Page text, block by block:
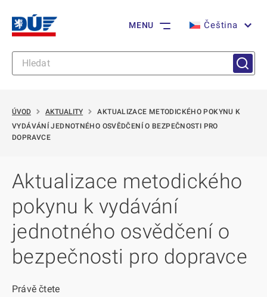
MENU Čeština
ÚVOD AKTUALITY
AKTUALIZACE METODICKÉHO POKYNU K
VYDÁVÁNÍ JEDNOTNÉHO OSVĚDČENÍ O BEZPEČNOSTI PRO
DOPRAVCE
Aktualizace metodického
pokynu k vydávání
jednotného osvědčení o
bezpečnosti pro dopravce
Právě čtete